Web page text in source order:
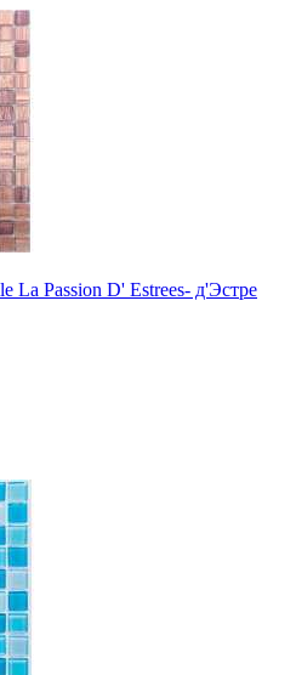
La Passion D' Estrees- д'Эстре